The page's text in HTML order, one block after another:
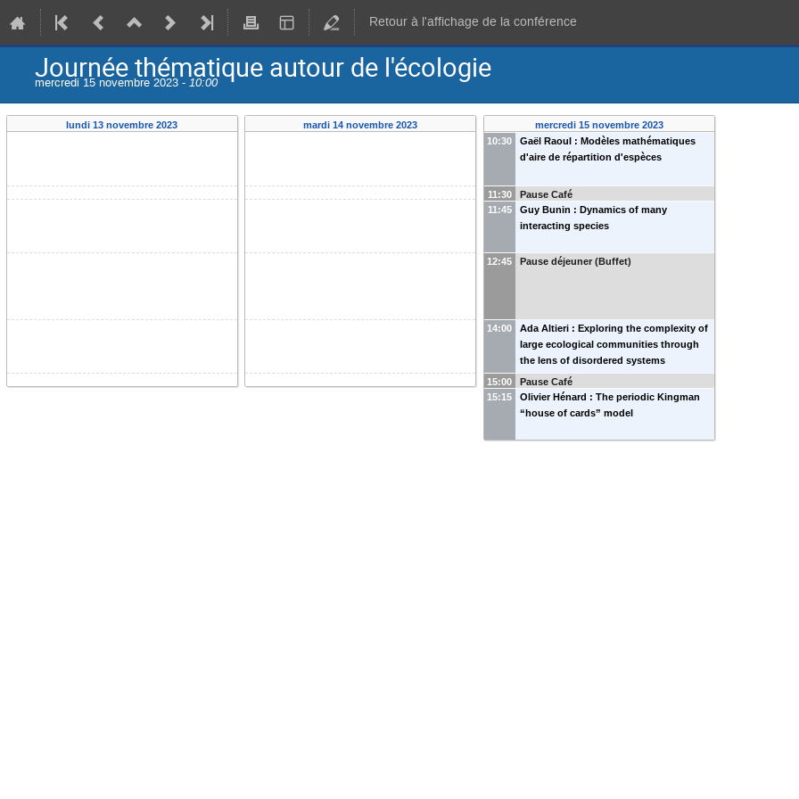
Retour à l'affichage de la conférence
Journée thématique autour de l'écologie
mercredi 15 novembre 2023 - 10:00
lundi 13 novembre 2023 mardi 14 novembre 2023
mercredi 15 novembre 2023
10:30
Gaël Raoul : Modèles mathématiques
d'aire de répartition d'espèces
11:30
Pause Café
11:45
Guy Bunin : Dynamics of many
interacting species
12:45 Pause déjeuner (Buffet)
14:00
Ada Altieri : Exploring the complexity of
large ecological communities through
the lens of disordered systems
15:00
Pause Café
15:15
Olivier Hénard : The periodic Kingman
“house of cards” model